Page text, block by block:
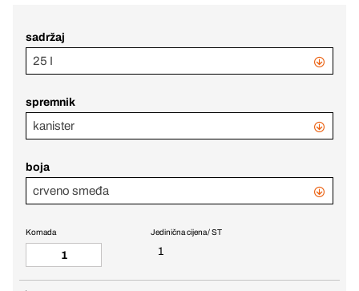
sadržaj
25 I
spremnik
kanister
boja
crveno smeđa
Jedinična cijena / ST
1
Komada